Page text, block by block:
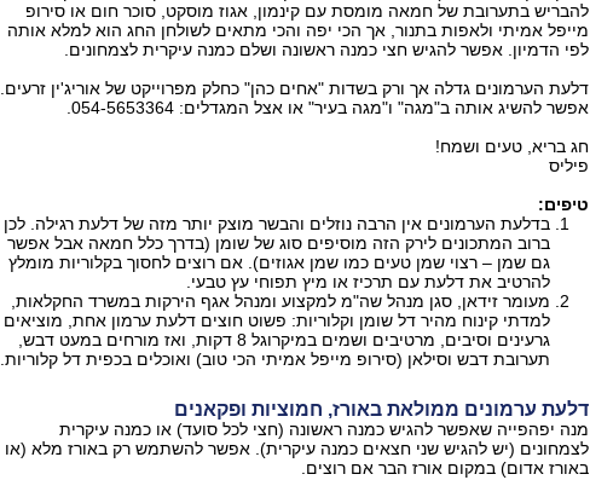
להבריש בתערובת של חמאה מומסת עם קינמון, אגוז מוסקט, סוכר חום או סירופ
מייפל אמיתי ולאפות בתנור, אך הכי יפה והכי מתאים לשולחן החג הוא למלא אותה
לפי הדמיון. אפשר להגיש חצי כמנה ראשונה ושלם כמנה עיקרית לצמחונים.
דלעת הערמונים גדלה אך ורק בשדות "אחים כהן" כחלק מפרוייקט של אוריג'ין זרעים.
אפשר להשיג אותה ב"מגה" ו"מגה בעיר" או אצל המגדלים: 054-5653364.
חג בריא, טעים ושמח!
פיליס
טיפים:
בדלעת הערמונים אין הרבה נוזלים והבשר מוצק יותר מזה של דלעת רגילה. לכן
ברוב המתכונים לירק הזה מוסיפים סוג של שומן (בדרך כלל חמאה אבל אפשר
גם שמן – רצוי שמן טעים כמו שמן אגוזים). אם רוצים לחסוך בקלוריות מומלץ
להרטיב את דלעת עם תרכיז או מיץ תפוחי עץ טבעי.
מעומר זידאן, סגן מנהל שה"מ למקצוע ומנהל אגף הירקות במשרד החקלאות,
למדתי קינוח מהיר דל שומן וקלוריות: פשוט חוצים דלעת ערמון אחת, מוציאים
גרעינים וסיבים, מרטיבים ושמים במיקרוגל 8 דקות, ואז מורחים במעט דבש,
תערובת דבש וסילאן (סירופ מייפל אמיתי הכי טוב) ואוכלים בכפית דל קלוריות.
דלעת ערמונים ממולאת באורז, חמוציות ופקאנים
מנה יפהפייה שאפשר להגיש כמנה ראשונה (חצי לכל סועד) או כמנה עיקרית
לצמחונים (יש להגיש שני חצאים כמנה עיקרית). אפשר להשתמש רק באורז מלא (או
באורז אדום) במקום אורז הבר אם רוצים.